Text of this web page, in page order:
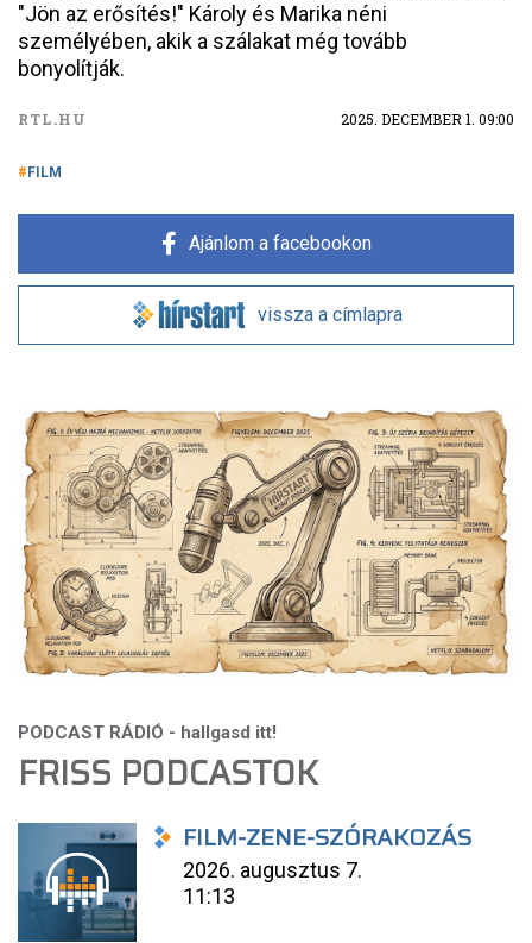
"Jön az erősítés!" Károly és Marika néni
személyében, akik a szálakat még tovább
bonyolítják.
RTL.HU 2025. DECEMBER 1. 09:00
FILM
Ajánlom a facebookon
vissza a címlapra
FRISS PODCASTOK
FILM-ZENE-SZÓRAKOZÁS
2026. augusztus 7.
11:13